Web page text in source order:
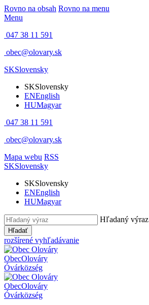
Rovno na obsah Rovno na menu
Menu
047 38 11 591
obec@olovary.sk
SKSlovensky
SKSlovensky
ENEnglish
HUMagyar
047 38 11 591
obec@olovary.sk
Mapa webu RSS
SKSlovensky
SKSlovensky
ENEnglish
HUMagyar
Hľadaný výraz
Hľadať
rozšírené vyhľadávanie
ObecOlováry
Óvárközség
ObecOlováry
Óvárközség